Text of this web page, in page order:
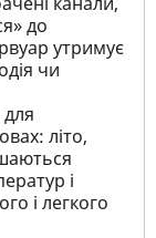
до
утримує
чи
літо,
і
і легкого